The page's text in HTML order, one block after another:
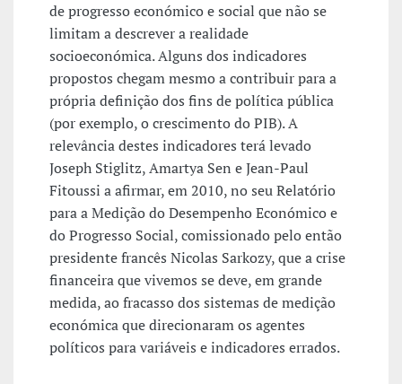
de progresso económico e social que não se
limitam a descrever a realidade
socioeconómica. Alguns dos indicadores
propostos chegam mesmo a contribuir para a
própria definição dos fins de política pública
(por exemplo, o crescimento do PIB). A
relevância destes indicadores terá levado
Joseph Stiglitz, Amartya Sen e Jean-Paul
Fitoussi a afirmar, em 2010, no seu Relatório
para a Medição do Desempenho Económico e
do Progresso Social, comissionado pelo então
presidente francês Nicolas Sarkozy, que a crise
financeira que vivemos se deve, em grande
medida, ao fracasso dos sistemas de medição
económica que direcionaram os agentes
políticos para variáveis e indicadores errados.